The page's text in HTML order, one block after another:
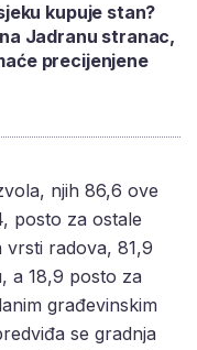
kupuje stan?
Jadranu stranac,
precijenjene
njih 86,6 ove
posto za ostale
vrsti radova, 81,9
a 18,9 posto za
građevinskim
se gradnja